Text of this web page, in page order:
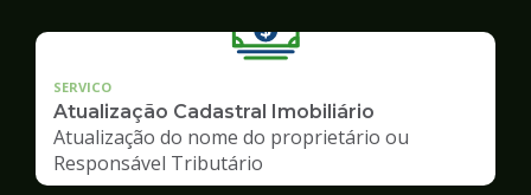
SERVICO
Atualização Cadastral Imobiliário
Atualização do nome do proprietário ou
Responsável Tributário